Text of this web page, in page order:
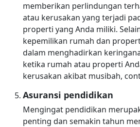
memberikan perlindungan
atau kerusakan yang terjadi
properti yang Anda miliki.
kepemilikan rumah dan
dalam menghadirkan
ketika rumah atau properti
kerusakan akibat musibah,
Asuransi pendidikan
Mengingat pendidikan
penting dan semakin tahun